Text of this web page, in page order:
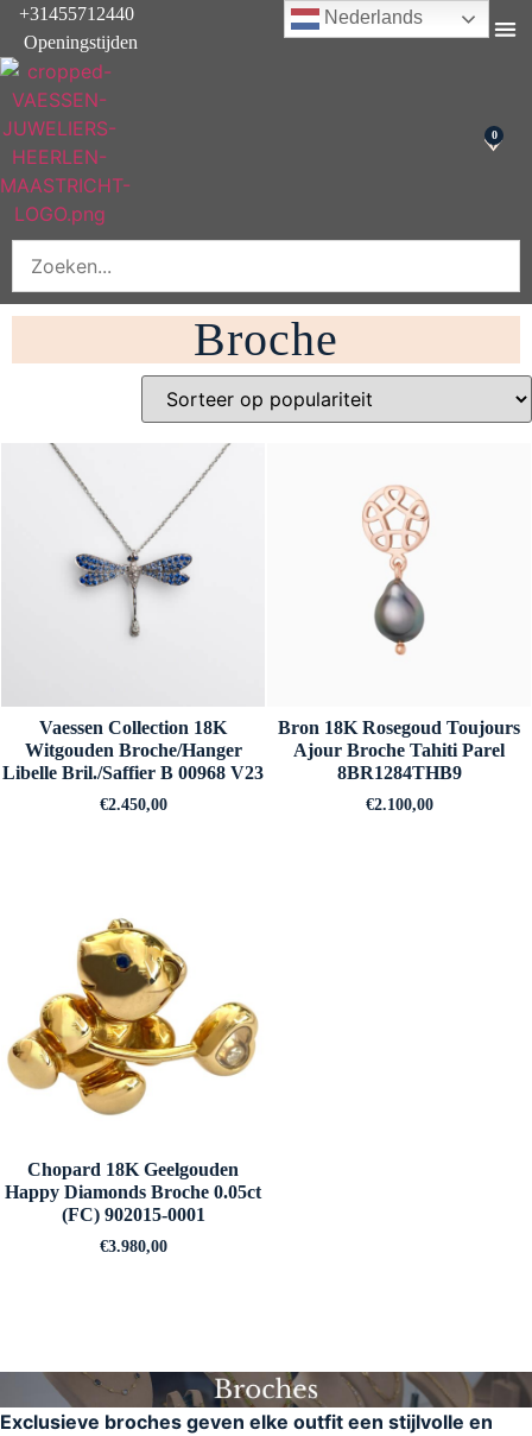
+31455712440
Openingstijden
0
Broche
Vaessen Collection 18K
Witgouden Broche/Hanger
Libelle Bril./Saffier B 00968 V23
€2.450,00
Bron 18K Rosegoud Toujours
Ajour Broche Tahiti Parel
8BR1284THB9
€2.100,00
Chopard 18K Geelgouden
Happy Diamonds Broche 0.05ct
(FC) 902015-0001
€3.980,00
Exclusieve broches geven elke outfit een stijlvolle en
Nederlands